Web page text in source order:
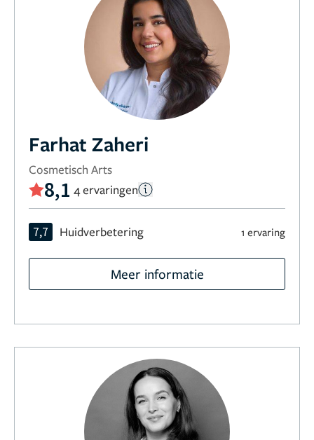
Farhat Zaheri
Cosmetisch Arts
8,1 4 ervaringen
7,7 Huidverbetering 1 ervaring
Meer informatie